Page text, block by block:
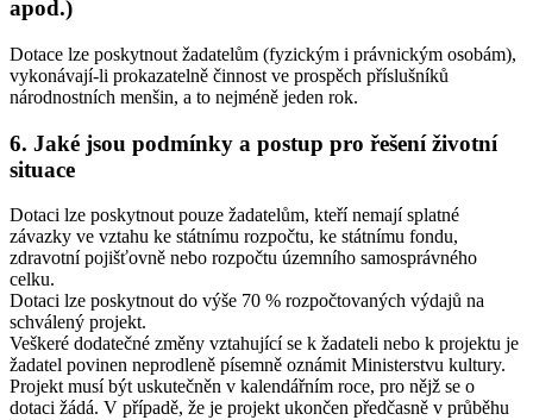
apod.)
Dotace lze poskytnout žadatelům (fyzickým i právnickým osobám),
vykonávají-li prokazatelně činnost ve prospěch příslušníků
národnostních menšin, a to nejméně jeden rok.
6. Jaké jsou podmínky a postup pro řešení životní
situace
Dotaci lze poskytnout pouze žadatelům, kteří nemají splatné
závazky ve vztahu ke státnímu rozpočtu, ke státnímu fondu,
zdravotní pojišťovně nebo rozpočtu územního samosprávného
celku.
Dotaci lze poskytnout do výše 70 % rozpočtovaných výdajů na
schválený projekt.
Veškeré dodatečné změny vztahující se k žadateli nebo k projektu je
žadatel povinen neprodleně písemně oznámit Ministerstvu kultury.
Projekt musí být uskutečněn v kalendářním roce, pro nějž se o
dotaci žádá. V případě, že je projekt ukončen předčasně v průběhu